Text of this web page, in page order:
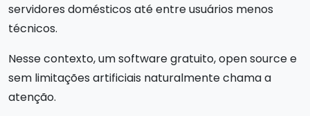
servidores domésticos até entre usuários menos
técnicos.
Nesse contexto, um software gratuito, open source e
sem limitações artificiais naturalmente chama a
atenção.